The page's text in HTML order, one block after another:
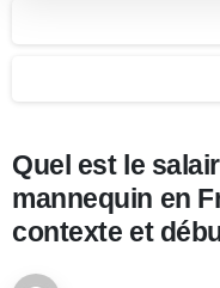
Quel est le
mannequin en
contexte et